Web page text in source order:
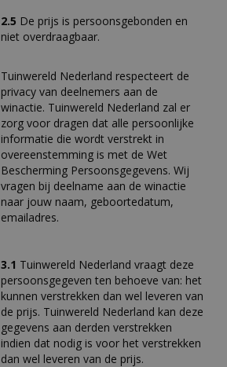
2.5 De prijs is persoonsgebonden en
niet overdraagbaar.
Tuinwereld Nederland respecteert de
privacy van deelnemers aan de
winactie. Tuinwereld Nederland zal er
zorg voor dragen dat alle persoonlijke
informatie die wordt verstrekt in
overeenstemming is met de Wet
Bescherming Persoonsgegevens. Wij
vragen bij deelname aan de winactie
naar jouw naam, geboortedatum,
emailadres.
3.1 Tuinwereld Nederland vraagt deze
persoonsgegeven ten behoeve van: het
kunnen verstrekken dan wel leveren van
de prijs. Tuinwereld Nederland kan deze
gegevens aan derden verstrekken
indien dat nodig is voor het verstrekken
dan wel leveren van de prijs.